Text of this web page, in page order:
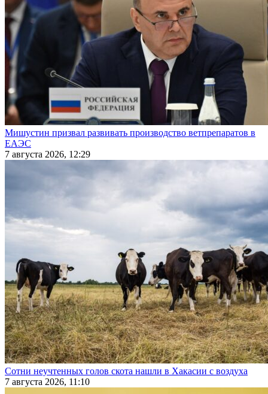
Мишустин призвал развивать производство ветпрепаратов в
ЕАЭС
7 августа 2026, 12:29
Сотни неучтенных голов скота нашли в Хакасии с воздуха
7 августа 2026, 11:10